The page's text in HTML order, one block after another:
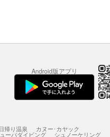
Android版アプリ
日帰り温泉 カヌー･カヤック
ーバダイビング シュノーケリング